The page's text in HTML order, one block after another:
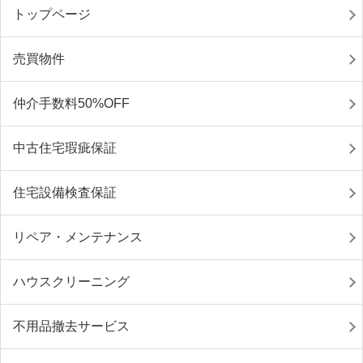
トップページ
売買物件
仲介手数料50%OFF
中古住宅瑕疵保証
住宅設備検査保証
リペア・メンテナンス
ハウスクリーニング
不用品撤去サービス